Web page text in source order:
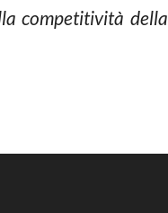
competitività della